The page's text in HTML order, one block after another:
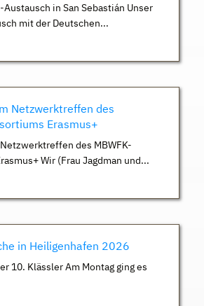
Austausch in San Sebastián Unser
mit der Deutschen...
Netzwerktreffen des
Erasmus+
des MBWFK-
Wir (Frau Jagdman und...
in Heiligenhafen 2026
10. Klässler Am Montag ging es